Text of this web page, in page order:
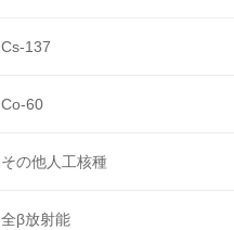
Cs-137
Co-60
その他人工核種
全β放射能